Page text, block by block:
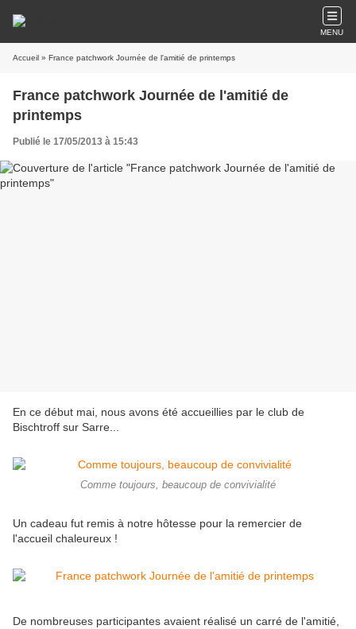
MENU
Accueil » France patchwork Journée de l'amitié de printemps
France patchwork Journée de l'amitié de
printemps
Publié le 17/05/2013 à 15:43
En ce début mai, nous avons été accueillies par le club de
Bischtroff sur Sarre...
Comme toujours, beaucoup de convivialité
Un cadeau fut remis à notre hôtesse pour la remercier de
l'accueil chaleureux !
De nombreuses participantes avaient réalisé un carré de l'amitié,